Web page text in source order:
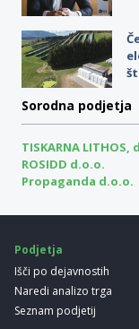
Sorodna podjetja
TISKARNA LITHOS,
ROSIDD d.o.o.
Propaganda d.o.o.
Podjetja
Išči po dejavnostih
Naredi analizo trga
Seznam podjetij